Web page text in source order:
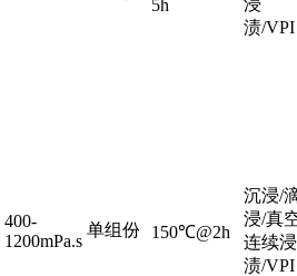
5h
渍/VPI
400-
1200mPa.s
单组份 150℃@2h
沉浸/
浸/真
连续浸
渍/VPI